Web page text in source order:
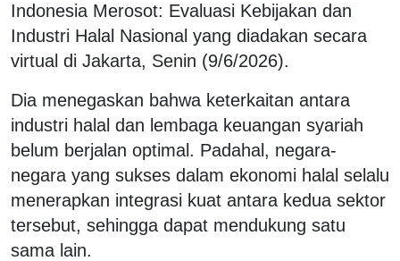
Indonesia Merosot: Evaluasi Kebijakan dan
Industri Halal Nasional yang diadakan secara
virtual di Jakarta, Senin (9/6/2026).
Dia menegaskan bahwa keterkaitan antara
industri halal dan lembaga keuangan syariah
belum berjalan optimal. Padahal, negara-
negara yang sukses dalam ekonomi halal selalu
menerapkan integrasi kuat antara kedua sektor
tersebut, sehingga dapat mendukung satu
sama lain.